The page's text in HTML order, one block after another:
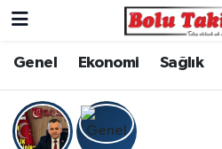
Genel Ekonomi Sağlık